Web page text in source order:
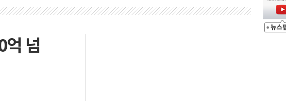
여수 오동도 인근 해상서 모터보트 전복…1명 사망·1명 실종
인천 선재도 갯벌서 해루질 중 실종 60대 나흘만에 숨진 채 발견
인천서 말다툼 중 어머니 흉기 살해 10대 아들 체포
억 넘